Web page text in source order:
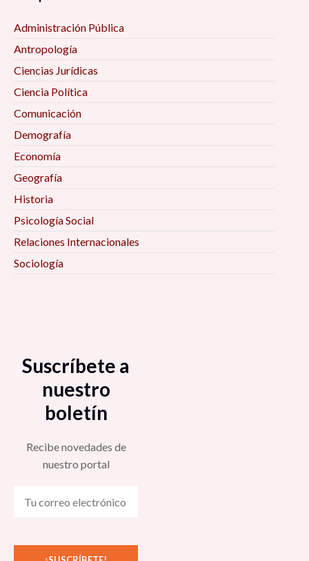
Administración Pública
Antropología
Ciencias Jurídicas
Ciencia Política
Comunicación
Demografía
Economía
Geografía
Historia
Psicología Social
Relaciones Internacionales
Sociología
Suscríbete a
nuestro
boletín
Recibe novedades de
nuestro portal